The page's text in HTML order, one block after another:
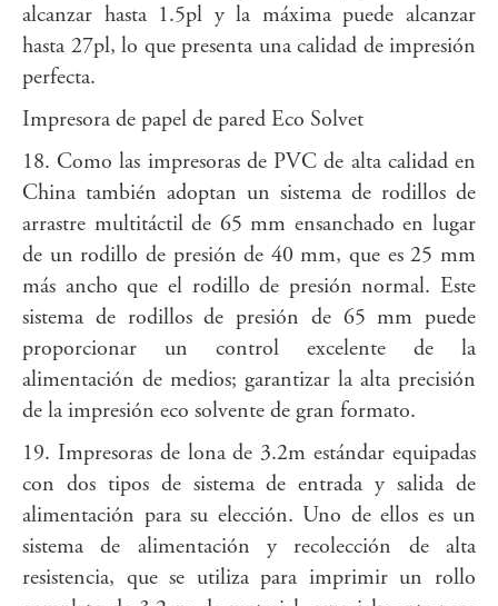
alcanzar hasta 1.5pl y la máxima puede alcanzar
hasta 27pl, lo que presenta una calidad de impresión
perfecta.
Impresora de papel de pared Eco Solvet
18. Como las impresoras de PVC de alta calidad en
China también adoptan un sistema de rodillos de
arrastre multitáctil de 65 mm ensanchado en lugar
de un rodillo de presión de 40 mm, que es 25 mm
más ancho que el rodillo de presión normal. Este
sistema de rodillos de presión de 65 mm puede
proporcionar un control excelente de la
alimentación de medios; garantizar la alta precisión
de la impresión eco solvente de gran formato.
19. Impresoras de lona de 3.2m estándar equipadas
con dos tipos de sistema de entrada y salida de
alimentación para su elección. Uno de ellos es un
sistema de alimentación y recolección de alta
resistencia, que se utiliza para imprimir un rollo